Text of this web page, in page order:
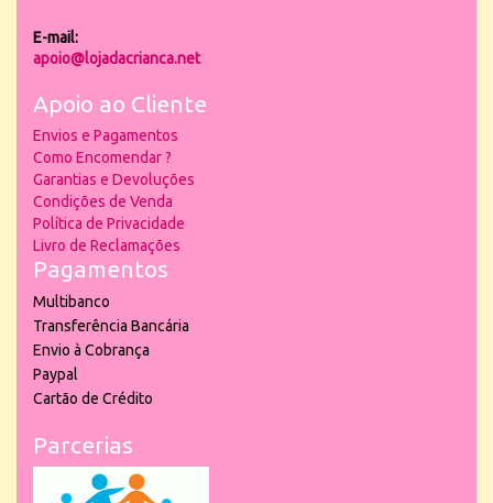
E-mail:
apoio@lojadacrianca.net
Apoio ao Cliente
Envios e Pagamentos
Como Encomendar ?
Garantias e Devoluções
Condições de Venda
Política de Privacidade
Livro de Reclamações
Pagamentos
Multibanco
Transferência Bancária
Envio à Cobrança
Paypal
Cartão de Crédito
Parcerias